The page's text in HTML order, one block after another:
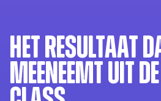
Het resultaat
meeneemt uit